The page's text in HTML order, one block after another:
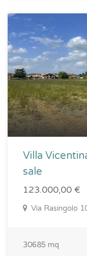
Villa
sale
123.000,00 €
Via Rasingolo
30685 mq